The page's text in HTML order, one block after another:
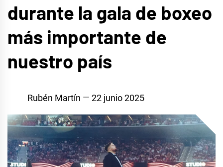
durante la gala de boxeo
más importante de
nuestro país
Rubén Martín 22 junio 2025